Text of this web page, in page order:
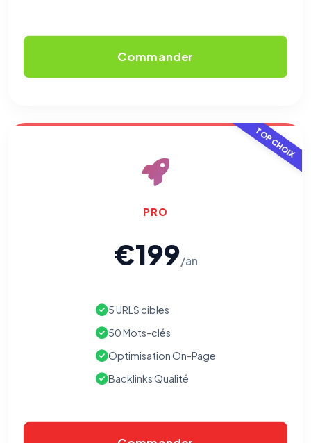
Commander
TOP CHOIX
PRO
€199/an
5 URLS cibles
50 Mots-clés
Optimisation On-Page
Backlinks Qualité
Cookies essentiels TOUJOURS ACTIF
Nécessaires au fonctionnement du site : session, sécurité,
mémorisation de vos choix de consentement. Ils ne
peuvent pas être désactivés.
Cookies analytiques
anonymisées via Google Analytics.